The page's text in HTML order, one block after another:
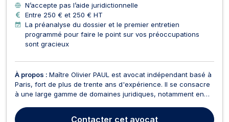
N’accepte pas l’aide juridictionnelle
Entre 250 € et 250 € HT
La préanalyse du dossier et le premier entretien
programmé pour faire le point sur vos préoccupations
sont gracieux
À propos : Maître Olivier PAUL est avocat indépendant basé à
Paris, fort de plus de trente ans d'expérience. Il se consacre
à une large gamme de domaines juridiques, notamment en
des contrats, droit des marques, droit de la consommation et
Contacter cet avocat